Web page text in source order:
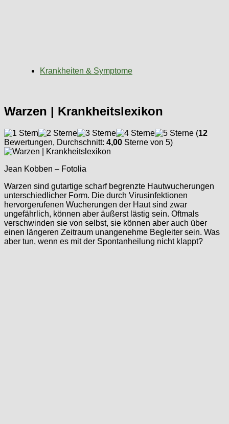
Krankheiten & Symptome
Warzen | Krankheitslexikon
(12
Bewertungen, Durchschnitt: 4,00 Sterne von 5)
Jean Kobben – Fotolia
Warzen sind gutartige scharf begrenzte Hautwucherungen
unterschiedlicher Form. Die durch Virusinfektionen
hervorgerufenen Wucherungen der Haut sind zwar
ungefährlich, können aber äußerst lästig sein. Oftmals
verschwinden sie von selbst, sie können aber auch über
einen längeren Zeitraum unangenehme Begleiter sein. Was
aber tun, wenn es mit der Spontanheilung nicht klappt?